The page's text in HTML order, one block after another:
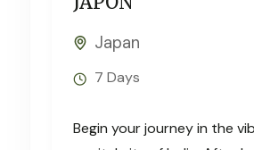
Japan
7 Days
Begin your journey in the